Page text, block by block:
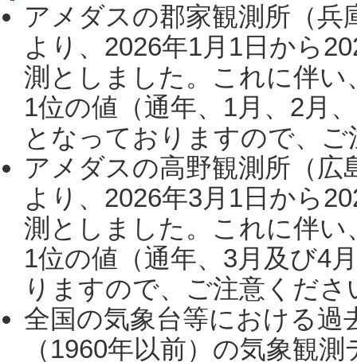
アメダスの郡家観測所（
より、2026年1月1日から
測としました。これに伴い
1位の値（通年、1月、2月
となっておりますので、
アメダスの高野観測所（
より、2026年3月1日から
測としました。これに伴い
1位の値（通年、3月及び4
りますので、ご注意くだ
全国の気象台等における過
（1960年以前）の気象観